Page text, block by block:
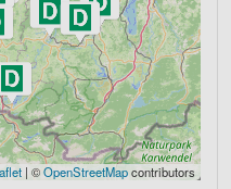
| ©OpenStreetMapcontributors